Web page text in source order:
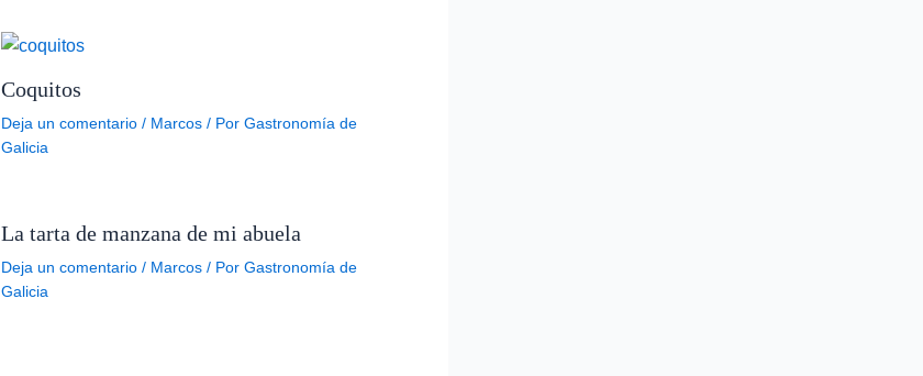
Coquitos
Deja un comentario / Marcos/ Por Gastronomía de
Galicia
La tarta de manzana de mi abuela
Deja un comentario / Marcos/ Por Gastronomía de
Galicia